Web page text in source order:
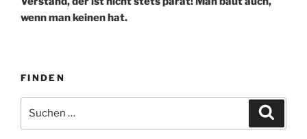
wenn man keinen hat.
FINDEN
nach: